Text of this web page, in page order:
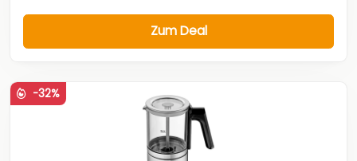
Zum Deal
-32%